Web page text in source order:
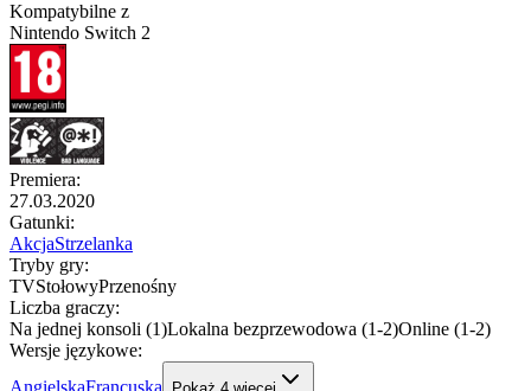
Kompatybilne z
Nintendo Switch 2
Premiera:
27.03.2020
Gatunki:
AkcjaStrzelanka
Tryby gry:
TVStołowyPrzenośny
Liczba graczy:
Na jednej konsoli (1)Lokalna bezprzewodowa (1-2)Online (1-2)
Wersje językowe: